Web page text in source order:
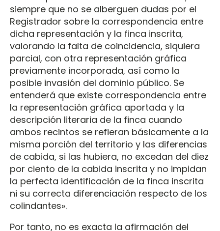
siempre que no se alberguen dudas por el
Registrador sobre la correspondencia entre
dicha representación y la finca inscrita,
valorando la falta de coincidencia, siquiera
parcial, con otra representación gráfica
previamente incorporada, así como la
posible invasión del dominio público. Se
entenderá que existe correspondencia entre
la representación gráfica aportada y la
descripción literaria de la finca cuando
ambos recintos se refieran básicamente a la
misma porción del territorio y las diferencias
de cabida, si las hubiera, no excedan del diez
por ciento de la cabida inscrita y no impidan
la perfecta identificación de la finca inscrita
ni su correcta diferenciación respecto de los
colindantes».
Por tanto, no es exacta la afirmación del